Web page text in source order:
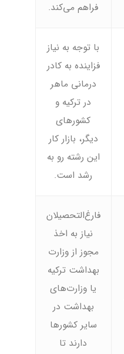
فراهم می‌کند.
با توجه به نیاز
فزاینده به کادر
درمانی ماهر
در ترکیه و
کشورهای
دیگر، بازار کار
این رشته رو به
رشد است.
فارغ‌التحصیلان
نیاز به اخذ
مجوز از وزارت
بهداشت ترکیه
یا وزارت‌های
بهداشت در
سایر کشورها
دارند تا